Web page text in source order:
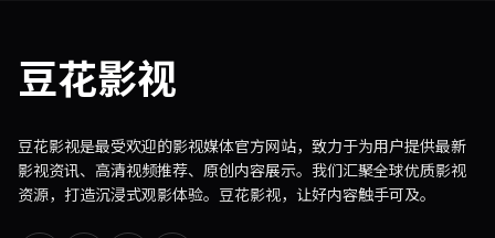
豆花影视
豆花影视是最受欢迎的影视媒体官方网站，致力于为用户提供最新
影视资讯、高清视频推荐、原创内容展示。我们汇聚全球优质影视
资源，打造沉浸式观影体验。豆花影视，让好内容触手可及。